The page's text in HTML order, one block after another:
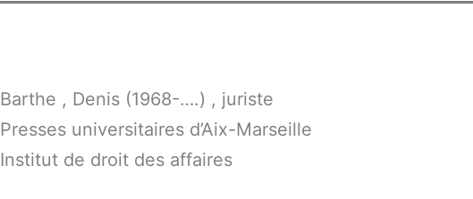
Barthe , Denis (1968-….) , juriste
Presses universitaires d’Aix-Marseille
Institut de droit des affaires